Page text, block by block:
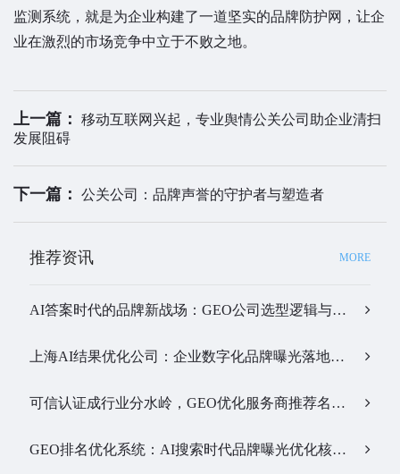
监测系统，就是为企业构建了一道坚实的品牌防护网，让企
业在激烈的市场竞争中立于不败之地。
上一篇：
移动互联网兴起，专业舆情公关公司助企业清扫
发展阻碍
下一篇： 公关公司：品牌声誉的守护者与塑造者
推荐资讯 MORE
AI答案时代的品牌新战场：GEO公司选型逻辑与实战观察…
上海AI结果优化公司：企业数字化品牌曝光落地全解析…
可信认证成行业分水岭，GEO优化服务商推荐名单有了新答案…
GEO排名优化系统：AI搜索时代品牌曝光优化核心工具…